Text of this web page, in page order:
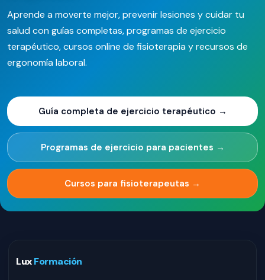
Aprende a moverte mejor, prevenir lesiones y cuidar tu
salud con guías completas, programas de ejercicio
terapéutico, cursos online de fisioterapia y recursos de
ergonomía laboral.
Guía completa de ejercicio terapéutico →
Programas de ejercicio para pacientes →
Cursos para fisioterapeutas →
LuxFormación